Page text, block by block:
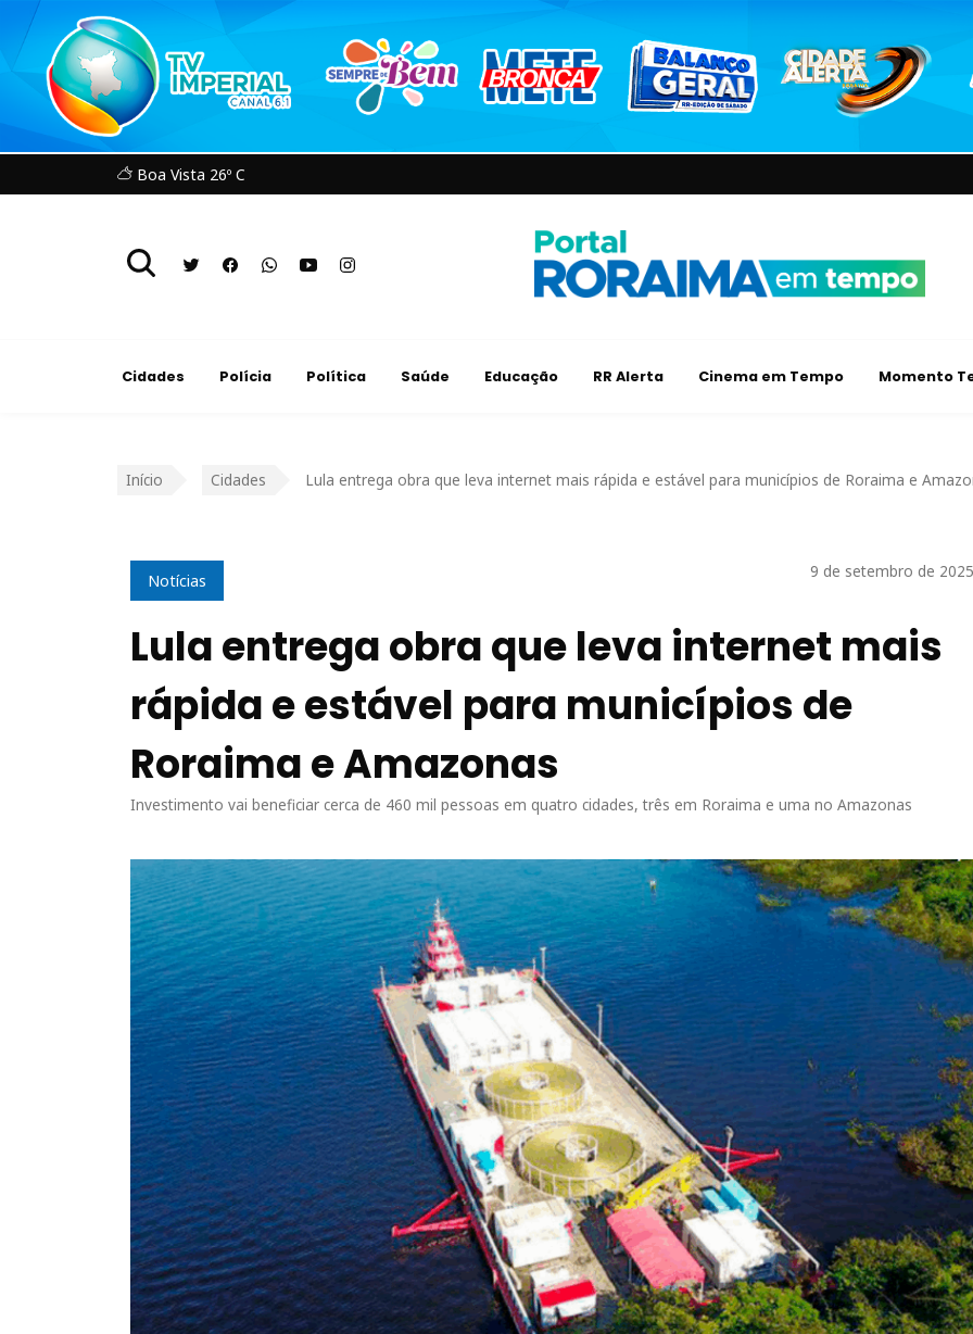
Boa Vista 26º C
Cidades Polícia Política Saúde Educação RR Alerta Cinema em Tempo Momento
Início Cidades Lula entrega obra que leva internet mais rápida e estável para municípios de Roraima e
Notícias 9 de setembro de
Lula entrega obra que leva internet mais
rápida e estável para municípios de
Roraima e Amazonas
Investimento vai beneficiar cerca de 460 mil pessoas em quatro cidades, três em Roraima e uma no Amazonas